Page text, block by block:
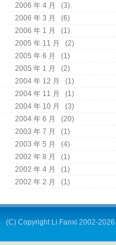
2006 年 4 月
(3)
2006 年 3 月
(6)
2006 年 1 月
(1)
2005 年 11 月
(2)
2005 年 6 月
(1)
2005 年 1 月
(2)
2004 年 12 月
(1)
2004 年 11 月
(1)
2004 年 10 月
(3)
2004 年 6 月
(20)
2003 年 7 月
(1)
2003 年 5 月
(4)
2002 年 8 月
(1)
2002 年 4 月
(1)
2002 年 2 月
(1)
(C) Copyright Li Fanxi 2002-2026